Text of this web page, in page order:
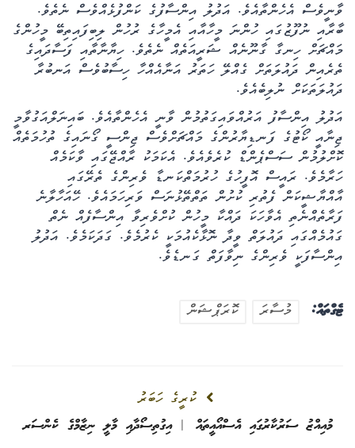
ވާނީވެސް އެހެންތާއެވެ. އަދުލު އިންސާފުގެ ކަންފުޅެއްވެސް ނެތެވެ.
ބާރާއި ނުފޫޒުގައި ހުންނަ މީހާއާއި އެމީހާގެ ރުހުން ލިބިފައިތިބޭ މީހުންގެ
މައްޗަށް ހިނގާ ގާނޫނެއް ޝަރީއަތެއް ނެތެވެ. ހިޔާނާތާއި ފަސާދައިގެ
ތެރެއިން ދައުލަތަށް ގެއްލޭ ހަތަރު އަނާއެއްހާ ހިސާބުވެސް އަނބުރާ
ދައުލަތަކަށް ނުލިބެއެވެ.
އަދުލު އިންސާފު އަރުއްވައިގަތުމުން ވާނީ އެހެންތާއެވެ. ބައިނަލްއަގުވާމީ
ޖިނާއީ ކޯޓުގެ ފަނޑިޔާރުންގެ މައްޗަށްވެސް ޖިންސީ ގޯނައިގެ ތުހުމަތެއް
ކޮށްލުމުން ސަސްޕެންޑް ކުރެވެއެވެ. އެކަމަކު ރާއްޖޭގައި ވާކަމެއް
ހަރާމެވެ. ރައީސް އޮފީހުގެ ހުރުމަތްކަނޑާ ވެރިންގެ ތެރޭގައި
އާއްޔާޝީކަން ފެތުރި ކުށުން ތަތްތޭޅުނަސް ވަރިހަމައެވެ. ހޭއަހާލާނެ
ފަރާތެއްނެތި އެވާހަކަ ދައްކާ މީހުން ކުށްވެރިވާ އިންސާފެއް ނެތް
ގައުމެއްގައި ދައުލަތް ވީދާ ނޮޅާކެއުމަކީ ކެރުމެވެ. ގަދަކަމެވެ. އަދުލު
އިންސާފަކީ ވެރިންގެ ނިވާފަތް ގަނޑެވެ.
ޓެގްތައް: މުސާރަ ކޮރަޕްޝަން
ކުރީގެ ހަބަރު
މުއިއްޒު ސަރުކާރުގައި އެސްއޯއީތައް | އިގުތިސޯދާއި މާލީ ނިޒާމްގެ ކެންސަރ